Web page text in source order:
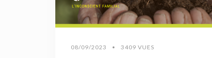
08/09/2023 • 3409 VUES